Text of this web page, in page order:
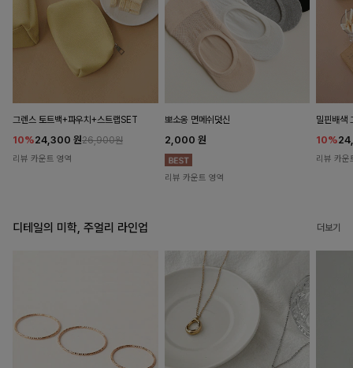
그렌스 토트백+파우치+스트랩SET
10%24,300 원26,900원
리뷰 카운트 영역
뽀소옹 면메쉬덧신
2,000 원
리뷰 카운트 영역
밀핀배색
10%
리뷰 카운
디테일의 미학, 주얼리 라인업 더보기